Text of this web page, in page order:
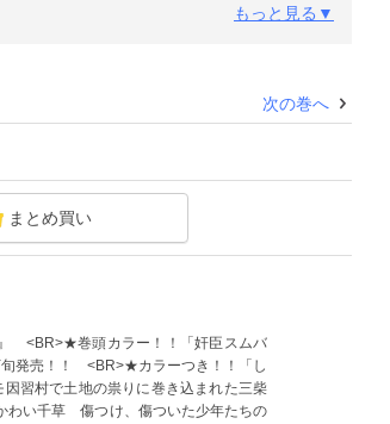
スヤサトシ 「チャンネル・ヴァンパイ
にいる」篠原烏童 「少年魔法士 フレア
に立つ海馬」菅野彰×南野ましろ ●表
●綴じ込みペーパー 伊東七つ生 ※こち
いない場合がございます。プレゼント・
で、何卒ご了承ください。
もっと見る▼
次の巻へ
まとめ買い
<BR>★巻頭カラー！！「奸臣スムバ
発売！！ <BR>★カラーつき！！「し
習村で土地の祟りに巻き込まれた三柴
い千草 傷つけ、傷ついた少年たちの